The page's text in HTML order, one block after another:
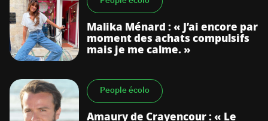
Malika Ménard : « J’ai encore par
moment des achats compulsifs
mais je me calme. »
People écolo
Amaury de Crayencour : « Le